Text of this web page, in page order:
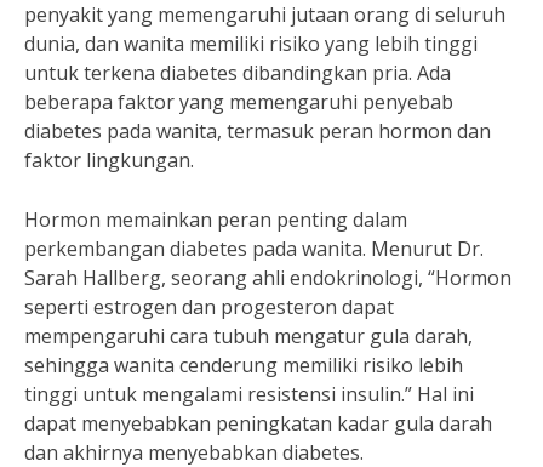
penyakit yang memengaruhi jutaan orang di seluruh
dunia, dan wanita memiliki risiko yang lebih tinggi
untuk terkena diabetes dibandingkan pria. Ada
beberapa faktor yang memengaruhi penyebab
diabetes pada wanita, termasuk peran hormon dan
faktor lingkungan.
Hormon memainkan peran penting dalam
perkembangan diabetes pada wanita. Menurut Dr.
Sarah Hallberg, seorang ahli endokrinologi, “Hormon
seperti estrogen dan progesteron dapat
mempengaruhi cara tubuh mengatur gula darah,
sehingga wanita cenderung memiliki risiko lebih
tinggi untuk mengalami resistensi insulin.” Hal ini
dapat menyebabkan peningkatan kadar gula darah
dan akhirnya menyebabkan diabetes.